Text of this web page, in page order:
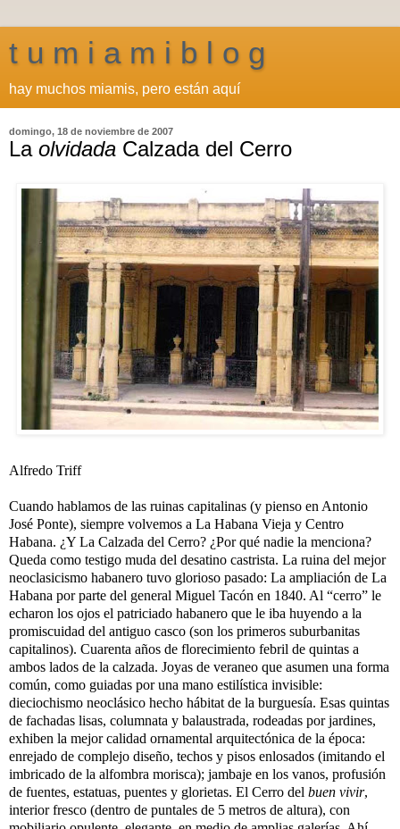
t u m i a m i b l o g
hay muchos miamis, pero están aquí
domingo, 18 de noviembre de 2007
La olvidada Calzada del Cerro
Alfredo Triff
Cuando hablamos de las ruinas capitalinas (y pienso en Antonio
José Ponte), siempre volvemos a La Habana Vieja y Centro
Habana. ¿Y La Calzada del Cerro? ¿Por qué nadie la menciona?
Queda como testigo muda del desatino castrista. La ruina del mejor
neoclasicismo habanero tuvo glorioso pasado: La ampliación de La
Habana por parte del general Miguel Tacón en 1840. Al “cerro” le
echaron los ojos el patriciado habanero que le iba huyendo a la
promiscuidad del antiguo casco (son los primeros suburbanitas
capitalinos). Cuarenta años de florecimiento febril de quintas a
ambos lados de la calzada. Joyas de veraneo que asumen una forma
común, como guiadas por una mano estilística invisible:
dieciochismo neoclásico hecho hábitat de la burguesía. Esas quintas
de fachadas lisas, columnata y balaustrada, rodeadas por jardines,
exhiben la mejor calidad ornamental arquitectónica de la época:
enrejado de complejo diseño, techos y pisos enlosados (imitando el
imbricado de la alfombra morisca); jambaje en los vanos, profusión
de fuentes, estatuas, puentes y glorietas. El Cerro del buen vivir,
interior fresco (dentro de puntales de 5 metros de altura), con